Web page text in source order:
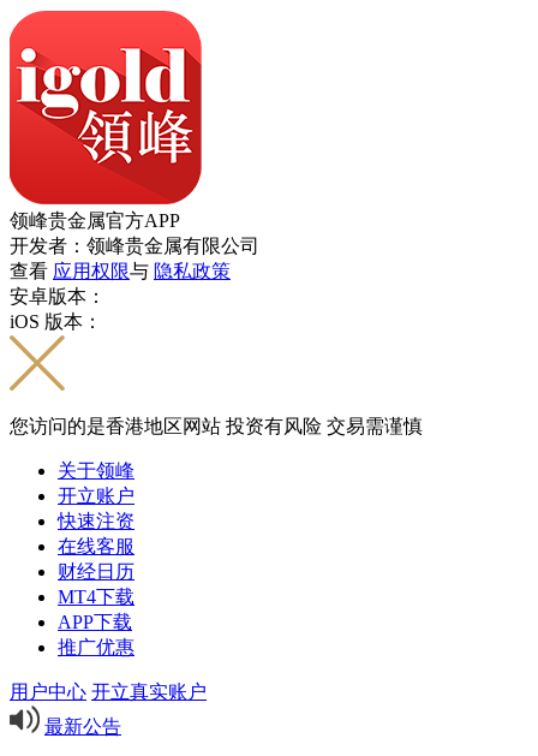
领峰贵金属官方APP
开发者：领峰贵金属有限公司
查看 应用权限与 隐私政策
安卓版本：
iOS 版本：
您访问的是香港地区网站 投资有风险 交易需谨慎
关于领峰
开立账户
快速注资
在线客服
财经日历
MT4下载
APP下载
推广优惠
用户中心 开立真实账户
最新公告